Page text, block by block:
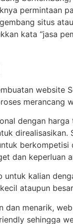
permintaan
situs
kata “jasa
merancang
dengan
dan keperluan
kalian
ataupun
menarik,
sehingga